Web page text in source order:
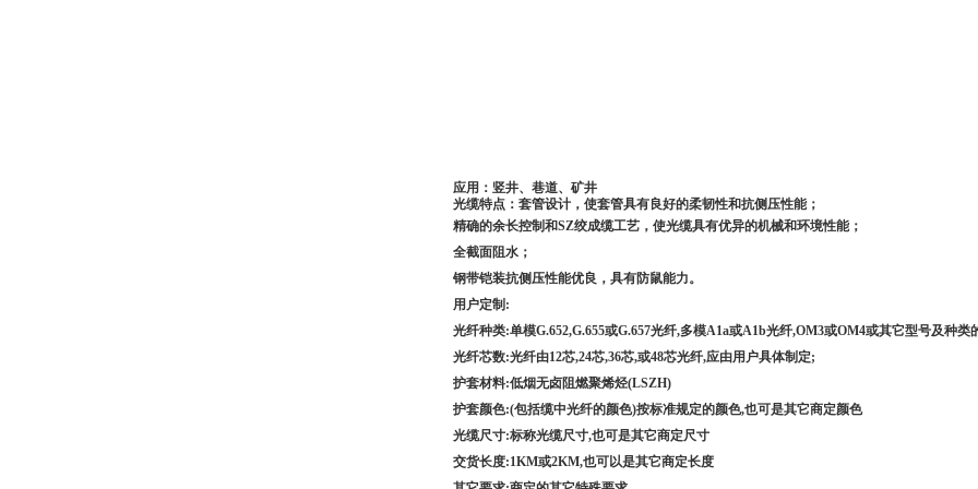
应用：竖井、巷道、矿井
光缆特点：套管设计，使套管具有良好的柔韧性和抗侧压性能；
精确的余长控制和SZ绞成缆工艺，使光缆具有优异的机械和环境性能；
全截面阻水；
钢带铠装抗侧压性能优良，具有防鼠能力。
用户定制 :
光纤种类:单模G.652,G.655或G.657光纤,多模A1a或A1b光纤,OM3或OM4或其它型号及种类
光纤芯数:光纤由12芯,24芯,36芯,或48芯光纤,应由用户具体制定;
护套材料:低烟无卤阻燃聚烯烃(LSZH)
护套颜色:(包括缆中光纤的颜色)按标准规定的颜色,也可是其它商定颜色
光缆尺寸:标称光缆尺寸,也可是其它商定尺寸
交货长度:1KM或2KM,也可以是其它商定长度